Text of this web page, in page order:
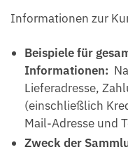
Informationen zur
Beispiele für
Informationen:
Lieferadresse,
(einschließlich
Mail-Adresse und
Zweck der